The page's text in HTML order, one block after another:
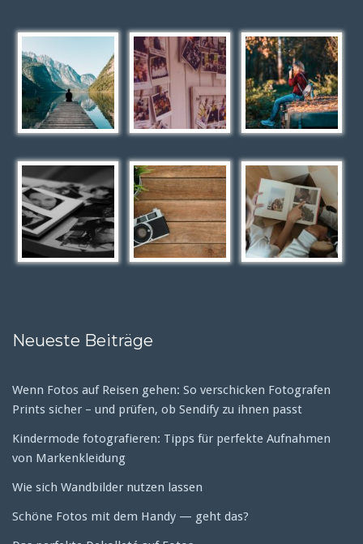
Neueste Beiträge
Wenn Fotos auf Reisen gehen: So verschicken Fotografen
Prints sicher – und prüfen, ob Sendify zu ihnen passt
Kindermode fotografieren: Tipps für perfekte Aufnahmen
von Markenkleidung
Wie sich Wandbilder nutzen lassen
Schöne Fotos mit dem Handy — geht das?